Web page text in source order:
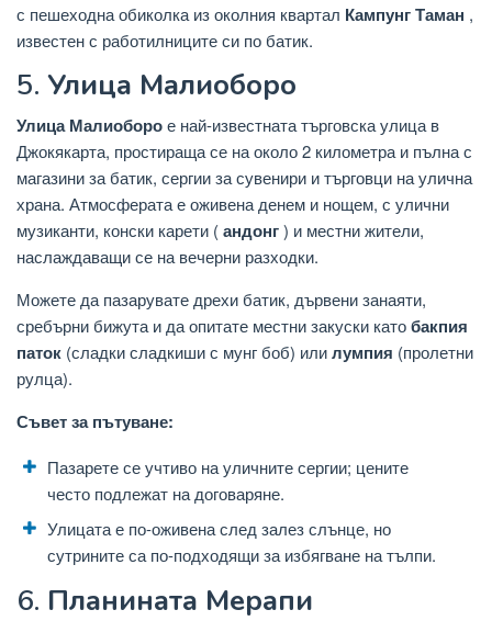
с пешеходна обиколка из околния квартал Кампунг Таман ,
известен с работилниците си по батик.
5. Улица Малиоборо
Улица Малиоборое най-известната търговска улица в
Джокякарта, простираща се на около 2 километра и пълна с
магазини за батик, сергии за сувенири и търговци на улична
храна. Атмосферата е оживена денем и нощем, с улични
музиканти, конски карети (андонг) и местни жители,
наслаждаващи се на вечерни разходки.
Можете да пазарувате дрехи батик, дървени занаяти,
сребърни бижута и да опитате местни закуски катобакпия
паток (сладки сладкиши с мунг боб) илилумпия (пролетни
рулца).
Съвет за пътуване:
Пазарете се учтиво на уличните сергии; цените
често подлежат на договаряне.
Улицата е по-оживена след залез слънце, но
сутрините са по-подходящи за избягване на тълпи.
6. Планината Мерапи